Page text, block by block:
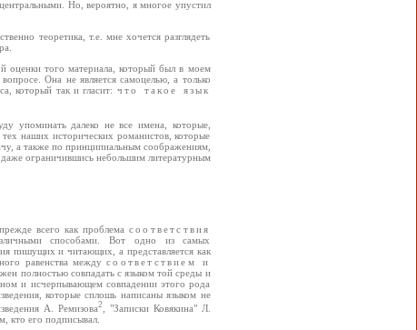
Но, вероятно, я многое упустил
теоретика, т.е. мне хочется разглядеть
оценки того материала, который был в моем
Она не является самоцелью, а только
который так и гласит: что такое язык
упоминать далеко не все имена, которые,
наших исторических романистов, которые
а также по принципиальным соображениям,
ограничившись небольшим литературным
всего как проблемасоответствия
способами. Вот одно из самых
пишущих и читающих, а представляется как
равенства междусоответствием и
полностью совпадать с языком той среды и
и исчерпывающем совпадении этого рода
которые сплошь написаны языком не
А. Ремизова2
, "Записки Ковякина" Л.
кто его подписывал.